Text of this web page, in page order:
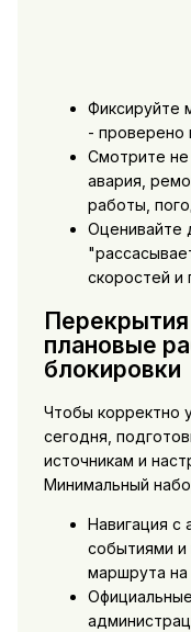
Фиксируйте
- проверено
Смотрите не
авария,
работы,
Оценивайте
скоростей
Перекрытия
плановые
блокировки
Чтобы корректно
сегодня,
источникам и
Минимальный
Навигация с
событиями
маршрута на